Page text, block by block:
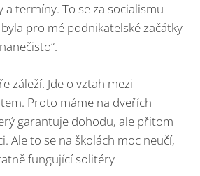
termíny. To se za socialismu
byla pro mé podnikatelské začátky
záleží. Jde o vztah mezi
Proto máme na dveřích
garantuje dohodu, ale přitom
Ale to se na školách moc neučí,
fungující solitéry